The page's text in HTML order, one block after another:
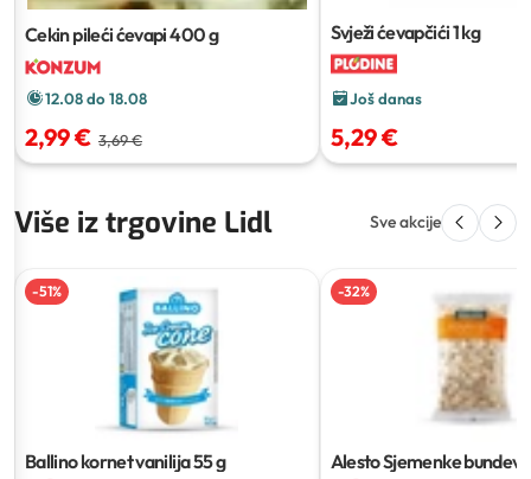
Cekin pileći ćevapi400 g
12.08 do 18.08
2,99 € 3,69 €
Svježi ćevapčići1 kg
Još danas
5,29 €
Više iz trgovine Lidl Sve akcije
-51%
Ballino kornet vanilija55 g
-32%
Alesto Sjemenke bundeve